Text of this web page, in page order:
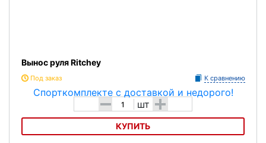
Вынос руля Ritchey
Под заказ К сравнению
- шт +
КУПИТЬ